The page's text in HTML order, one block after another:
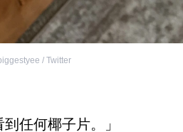
/ Twitter
任何椰子片。」